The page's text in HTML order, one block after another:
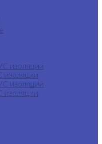
изоляции
изоляции
изоляции
изоляции